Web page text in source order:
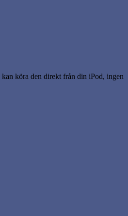
köra den direkt från din iPod, ingen